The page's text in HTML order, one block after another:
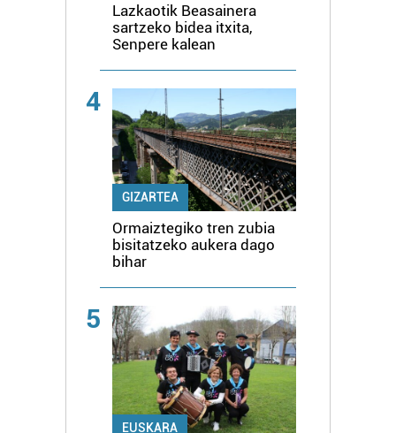
Lazkaotik Beasainera
sartzeko bidea itxita,
Senpere kalean
4
GIZARTEA
Ormaiztegiko tren zubia
bisitatzeko aukera dago
bihar
5
EUSKARA